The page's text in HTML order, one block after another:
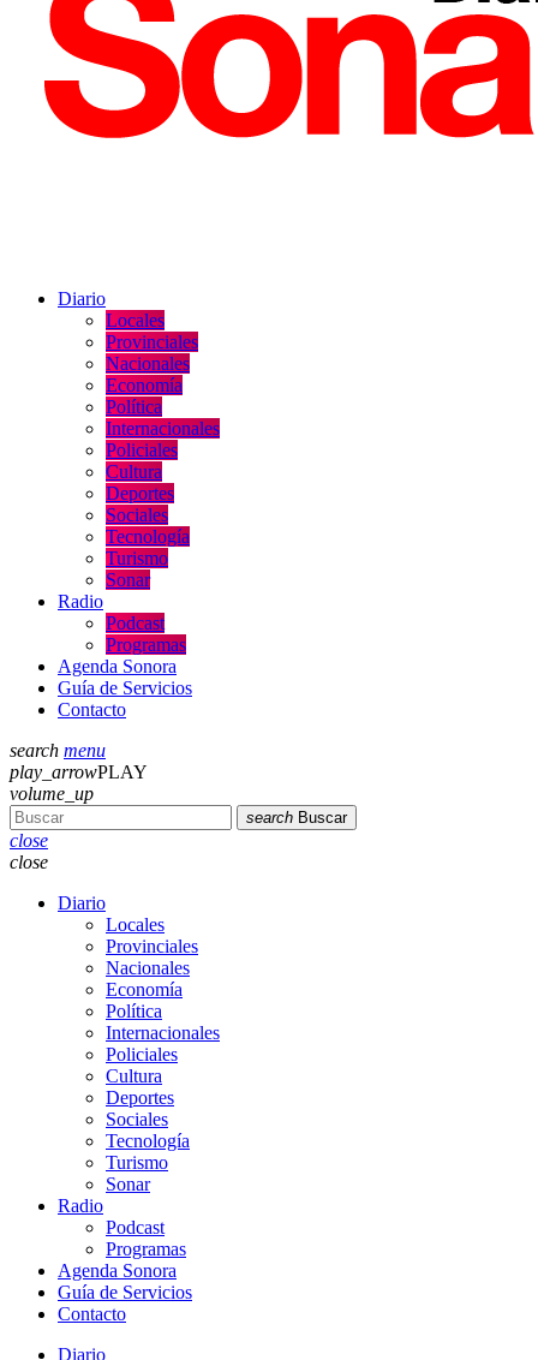
Diario
Locales
Provinciales
Nacionales
Economía
Política
Internacionales
Policiales
Cultura
Deportes
Sociales
Tecnología
Turismo
Sonar
Radio
Podcast
Programas
Agenda Sonora
Guía de Servicios
Contacto
search menu
play_arrowPLAY
volume_up
search Buscar
close
close
Diario
Locales
Provinciales
Nacionales
Economía
Política
Internacionales
Policiales
Cultura
Deportes
Sociales
Tecnología
Turismo
Sonar
Radio
Podcast
Programas
Agenda Sonora
Guía de Servicios
Contacto
Diario